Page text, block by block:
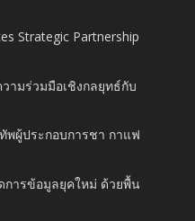
Strategic Partnership
ามร่วมมือเชิงกลยุทธ์กับ
ทัพผู้ประกอบการชา กาแฟ
การข้อมูลยุคใหม่ ด้วยพื้น